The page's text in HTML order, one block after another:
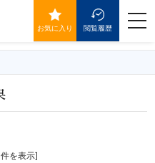
お気に入り 閲覧履歴
を表示]